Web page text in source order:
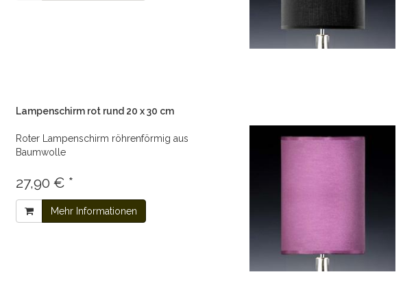
Lampenschirm rot rund 20 x 30 cm
Roter Lampenschirm röhrenförmig aus
Baumwolle
27,90 € *
Mehr Informationen